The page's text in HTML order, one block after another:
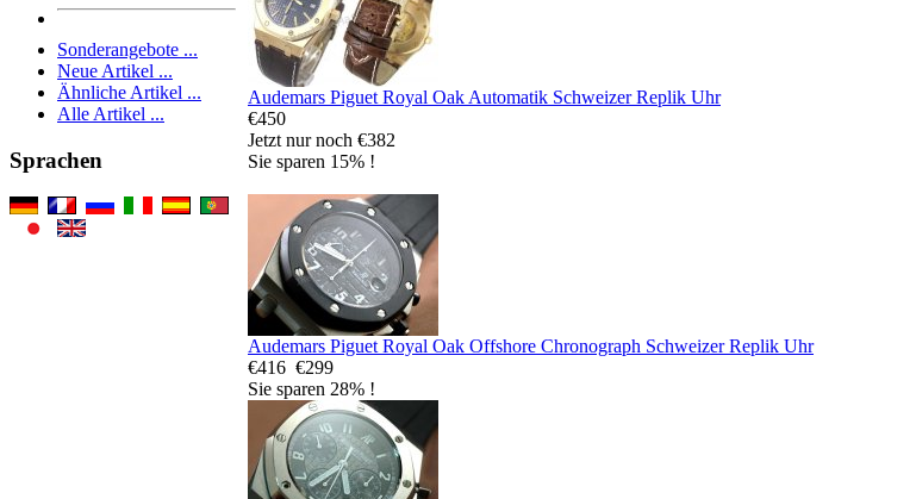
Sonderangebote ...
Neue Artikel ...
Ähnliche Artikel ...
Alle Artikel ...
Sprachen
Audemars Piguet Royal Oak Automatik Schweizer Replik Uhr
€450
Jetzt nur noch €382
Sie sparen 15% !
Audemars Piguet Royal Oak Offshore Chronograph Schweizer Replik Uhr
€416 €299
Sie sparen 28% !